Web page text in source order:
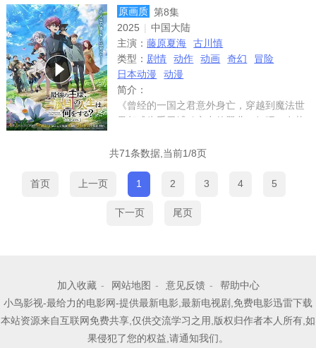
步入危险之中，藏底牌，修遁术，炼丹毒，
直到有一天，
原画质 第8集
2025 | 中国大陆
主演：藤原夏海
古川慎
类型： 剧情 动作 动画 奇幻
冒险
日本动漫
动漫
简介：
《曾经的一国之君意外身亡，穿越到魔法世
界却成为手无缚鸡之力的婴儿？好吧，在壮
是，他要先学会如何自己上厕所…离开襁褓
自己加冕！
共71条数据,当前1/8页
首页 上一页 1 2 3 4 5
下一页 尾页
加入收藏 - 网站地图 - 意见反馈 -
帮助中心
小鸟影视-最给力的电影网-提供最新电影,最新电视剧,免费电影迅雷下载
本站资源来自互联网免费共享,仅供交流学习之用,版权归作者本人所有,如
果侵犯了您的权益,请通知我们。